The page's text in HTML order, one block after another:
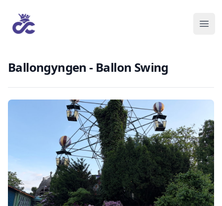
Ballongyngen - Ballon Swing